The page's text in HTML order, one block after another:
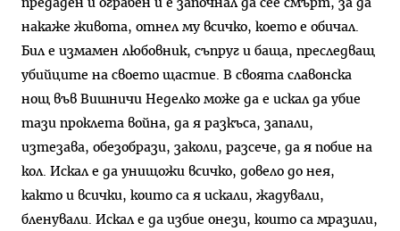
предаден и ограбен и е започнал да сее смърт, за да
накаже живота, отнел му всичко, което е обичал.
Бил е измамен любовник, съпруг и баща, преследващ
убийците на своето щастие. В своята славонска
нощ във Вишничи Неделко може да е искал да убие
тази проклета война, да я разкъса, запали,
изтезава, обезобрази, заколи, разсече, да я побие на
кол. Искал е да унищожи всичко, довело до нея,
както и всички, които са я искали, жадували,
бленували. Искал е да избие онези, които са мразили,